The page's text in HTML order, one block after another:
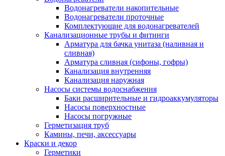
Водонагреватели накопительные
Водонагреватели проточные
Комплектующие для водонагревателей
Канализационные трубы и фитинги
Арматура для бачка унитаза (наливная и
сливная)
Арматура сливная (сифоны, гофры)
Канализация внутренняя
Канализация наружная
Насосы системы водоснабжения
Баки расширительные и гидроаккумуляторы
Насосы поверхностные
Насосы погружные
Герметизация труб
Камины, печи, аксессуары
Краски и декор
Герметики